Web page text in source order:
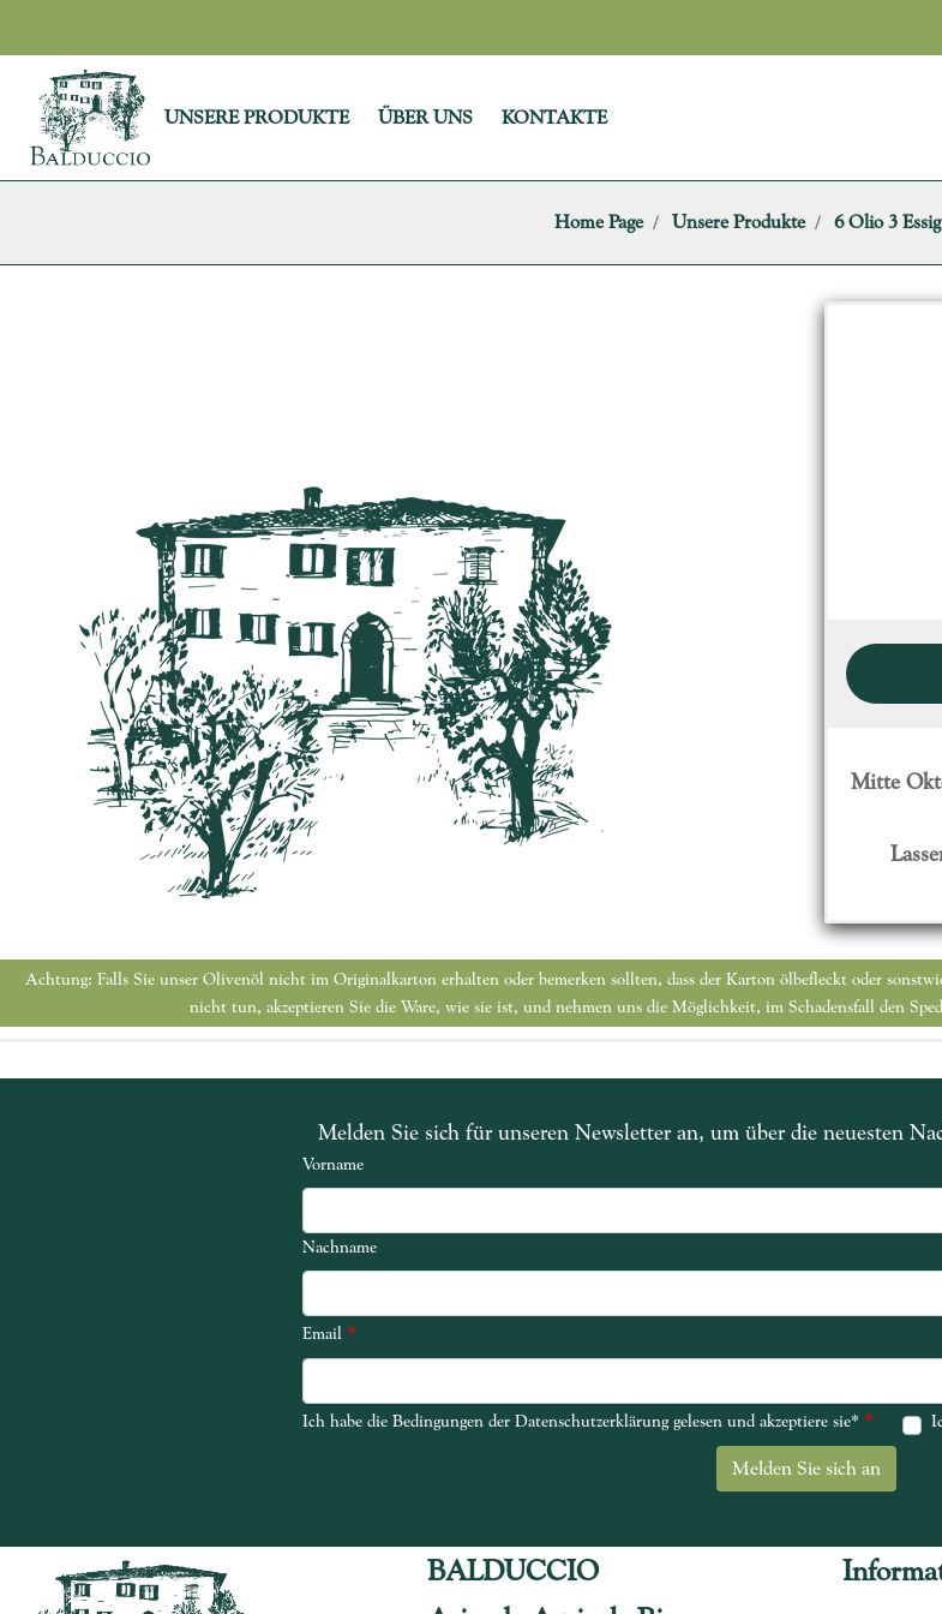
UNSERE PRODUKTE ÜBER UNS KONTAKTE
Home Page Unsere Produkte 6 Olio 3
Quantità
Mitte
Achtung: Falls Sie unser Olivenöl nicht im Originalkarton erhalten oder bemerken sollten, dass der Karton ölbefleckt oder
nicht tun, akzeptieren Sie die Ware, wie sie ist, und nehmen uns die Möglichkeit, im Schadensfall den
Melden Sie sich für unseren Newsletter an, um über die neuesten
Vorname
Nachname
Email *
Ich habe die Bedingungen der Datenschutzerklärung gelesen und akzeptiere sie* *
Ich habe die Bedingungen der Datenschutzerklärung gelesen und akzeptiere sie* *
BALDUCCIO